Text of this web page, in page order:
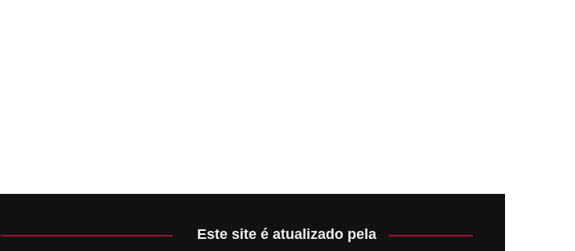
Este site é atualizado pela